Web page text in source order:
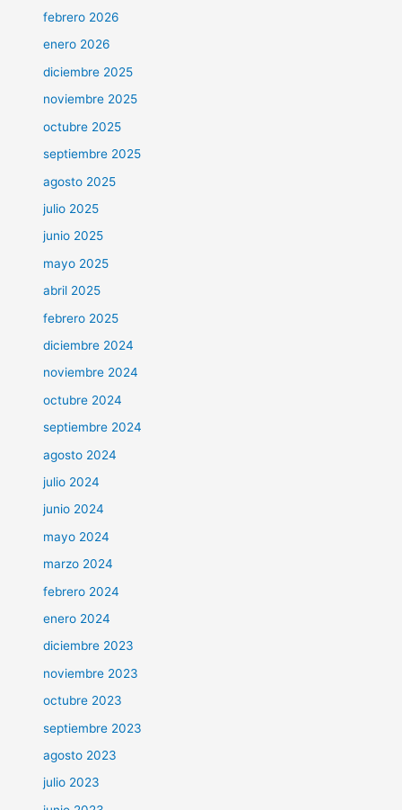
febrero 2026
enero 2026
diciembre 2025
noviembre 2025
octubre 2025
septiembre 2025
agosto 2025
julio 2025
junio 2025
mayo 2025
abril 2025
febrero 2025
diciembre 2024
noviembre 2024
octubre 2024
septiembre 2024
agosto 2024
julio 2024
junio 2024
mayo 2024
marzo 2024
febrero 2024
enero 2024
diciembre 2023
noviembre 2023
octubre 2023
septiembre 2023
agosto 2023
julio 2023